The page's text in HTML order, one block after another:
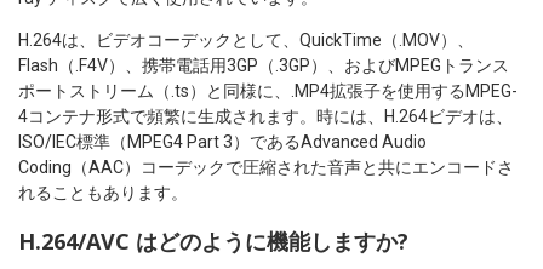
H.264は、ビデオコーデックとして、QuickTime（.MOV）、
Flash（.F4V）、携帯電話用3GP（.3GP）、およびMPEGトランス
ポートストリーム（.ts）と同様に、.MP4拡張子を使用するMPEG-
4コンテナ形式で頻繁に生成されます。時には、H.264ビデオは、
ISO/IEC標準（MPEG4 Part 3）であるAdvanced Audio
Coding（AAC）コーデックで圧縮された音声と共にエンコードさ
れることもあります。
H.264/AVC はどのように機能しますか?